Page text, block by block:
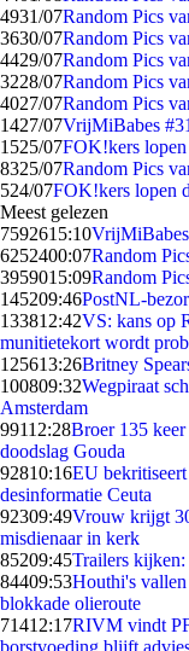
4931/07Random Pics
3630/07Random Pics
4429/07Random Pics
3228/07Random Pics
4027/07Random Pics
1427/07VrijMiBabes
1525/07FOK!kers lopen
8325/07Random Pics
524/07FOK!kers lopen
Meest gelezen
7592615:10
6252400:07Random
3959015:09Random
145209:46PostNL-
133812:42VS: kans op
munitietekort wordt
125613:26Britney
100809:32Wegpiraat
Amsterdam
99112:28Broer 135 keer
doodslag Gouda
92810:16EU
desinformatie Ceuta
92309:49Vrouw krijgt
misdienaar in kerk
85209:45Trailers kijken:
84409:53Houthi's vallen
blokkade olieroute
71412:17RIVM vindt
borstvoeding blijft